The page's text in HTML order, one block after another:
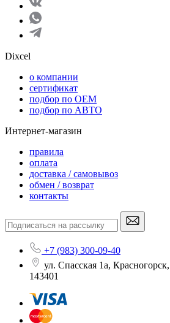
Dixcel
o компании
сертификат
подбор по OEM
подбор по АВТО
Интернет-магазин
правила
оплата
доставка / самовывоз
обмен / возврат
контакты
+7 (983) 300-09-40
ул. Спасская 1а,
143401